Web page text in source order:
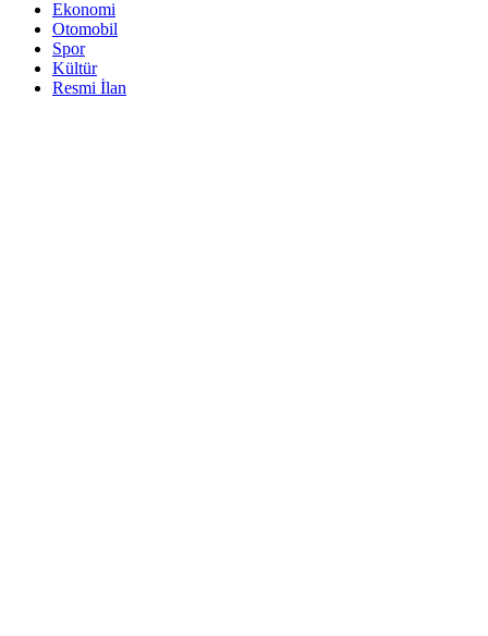
Ekonomi
Otomobil
Spor
Kültür
Resmi İlan